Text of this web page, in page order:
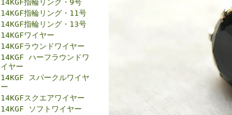
14KGF指輪リング・9号
14KGF指輪リング・11号
14KGF指輪リング・13号
14KGFワイヤー
14KGFラウンドワイヤー
14KGF ハーフラウンドワ
イヤー
14KGF スパークルワイヤ
ー
14KGFスクエアワイヤー
14KGF ソフトワイヤー